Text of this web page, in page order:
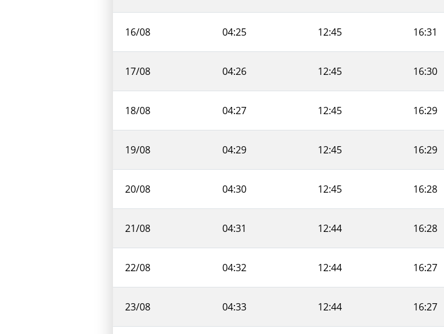
16/08 04:25 12:45 16:31
17/08 04:26 12:45 16:30
18/08 04:27 12:45 16:29
19/08 04:29 12:45 16:29
20/08 04:30 12:45 16:28
21/08 04:31 12:44 16:28
22/08 04:32 12:44 16:27
23/08 04:33 12:44 16:27